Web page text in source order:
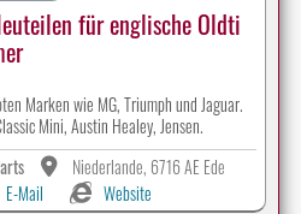
für englische Oldti
Marken wie MG, Triumph und Jaguar.
Mini, Austin Healey, Jensen.
Niederlande, 6716 AE Ede
E-Mail Website